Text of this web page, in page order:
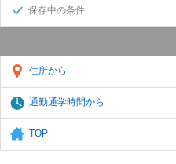
保存中の条件
住所から
通勤通学時間から
TOP